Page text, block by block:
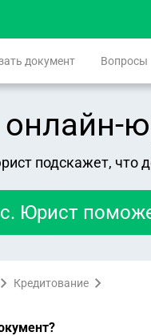
документ Вопросы
подскажет, что
Юрист
Кредитование